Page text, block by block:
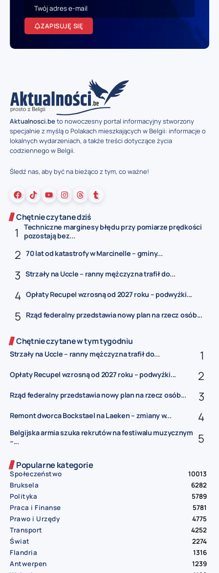
ZAPISUJĘ SIĘ
Aktualnosci.beto nowoczesny portal informacyjny stworzony
specjalnie z myślą o Polakach mieszkających w Belgii: informacje o
lokalnych wydarzeniach, a także treści dotyczące życia
codziennego w Belgii.
Śledź nas, aby być na bieżąco z tym, co ważne!
Chętnie czytane dziś
Techniczne marginesy błędu przy pomiarze prędkości
pozostają bez...
70 lat od katastrofy w Marcinelle – gminy...
Strzały na Uccle – ranny mężczyzna trafił do...
Opłaty Recupel wzrosną od 2027 roku – podwyżki...
Rząd federalny przedstawia nowy plan na rzecz osób...
Chętnie czytane w tym tygodniu
Strzały na Uccle – ranny mężczyzna trafił do...
Opłaty Recupel wzrosną od 2027 roku – podwyżki...
Rząd federalny przedstawia nowy plan na rzecz osób...
Remont dworca Bockstael na Laeken – zmiany w...
Belgijska armia szuka rekrutów na festiwalu muzycznym
–...
Popularne kategorie
Społeczeństwo
10013
Bruksela
6282
Polityka
5789
Praca i Finanse
5781
Prawo i Urzędy
4775
Transport
4252
Świat
2274
Flandria
1316
Antwerpen
1239